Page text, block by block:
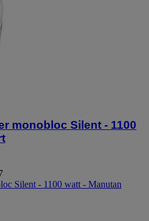
monobloc Silent - 1100
Silent - 1100 watt - Manutan